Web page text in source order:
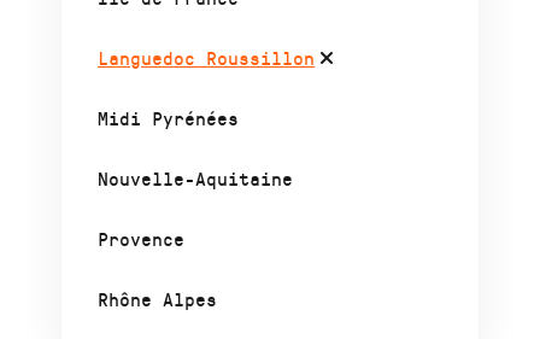
Languedoc Roussillon
Midi Pyrénées
Nouvelle-Aquitaine
Provence
Rhône Alpes